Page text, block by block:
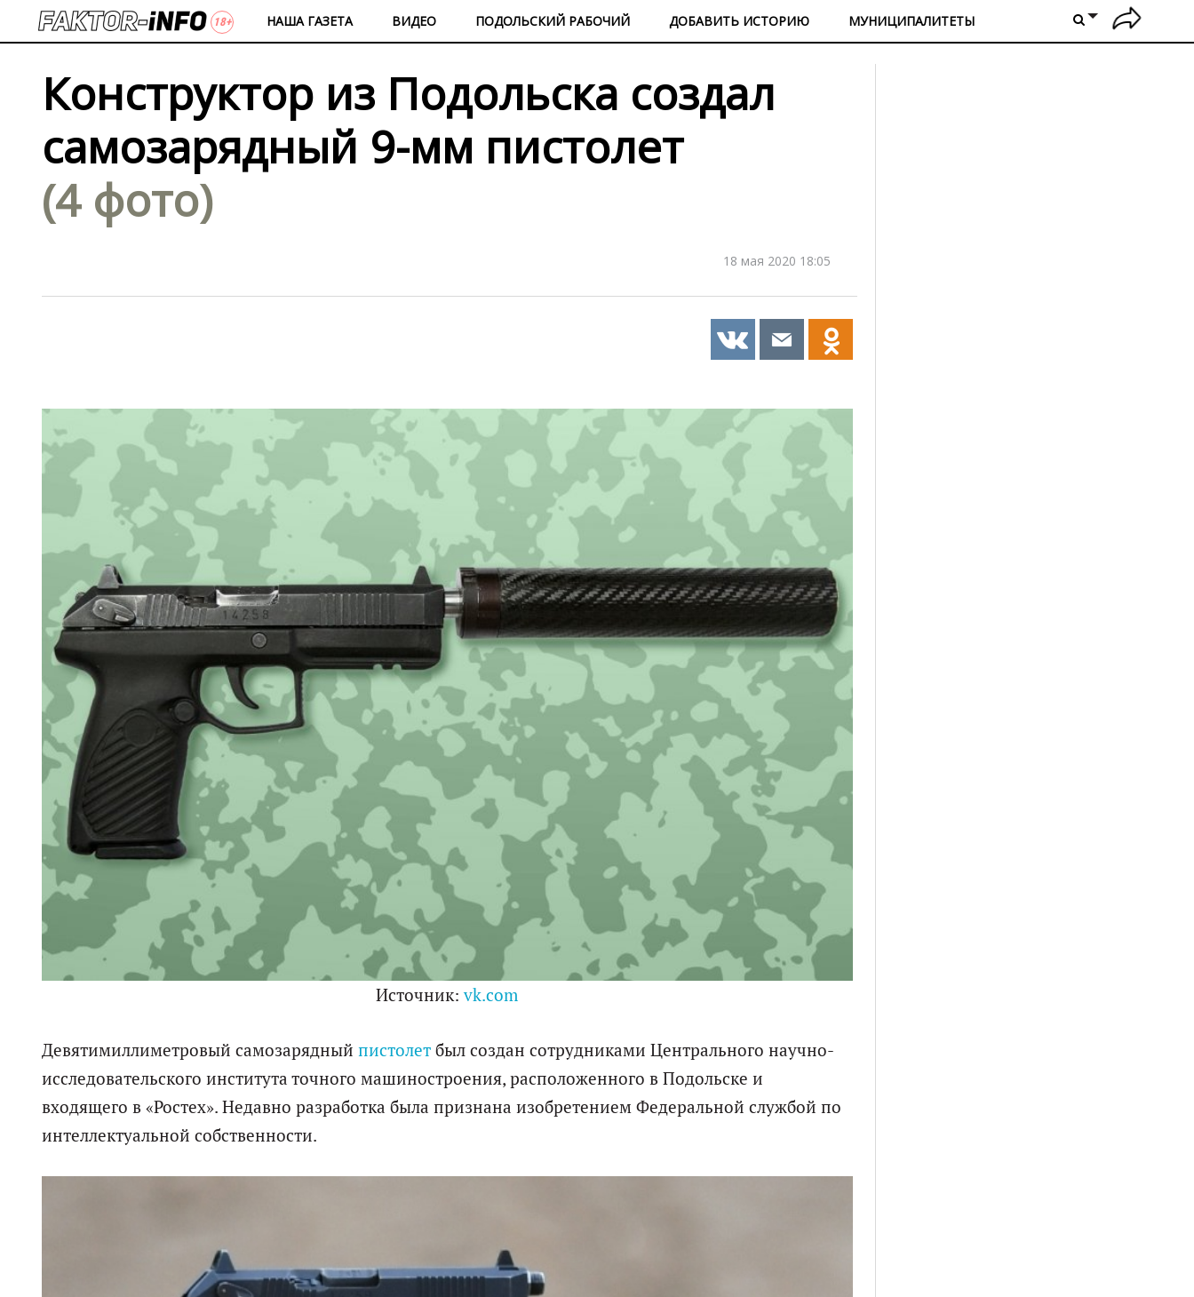
НАША ГАЗЕТА ВИДЕО ПОДОЛЬСКИЙ РАБОЧИЙ ДОБАВИТЬ ИСТОРИЮ МУНИЦИПАЛИТЕТЫ
Конструктор из Подольска создал
самозарядный 9-мм пистолет
(4 фото)
18 мая 2020 18:05
Источник:vk.com
Девятимиллиметровый самозарядный пистолет был создан сотрудниками Центрального научно-
исследовательского института точного машиностроения, расположенного в Подольске и
входящего в «Ростех». Недавно разработка была признана изобретением Федеральной службой по
интеллектуальной собственности.